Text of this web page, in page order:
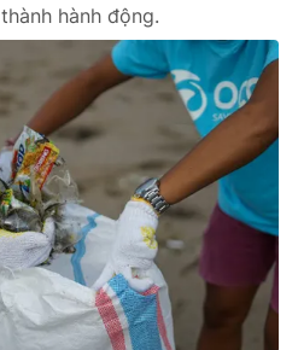
hành động.